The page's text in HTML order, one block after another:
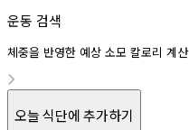
운동 검색
체중을 반영한 예상 소모 칼로리 계산
오늘 식단에 추가하기